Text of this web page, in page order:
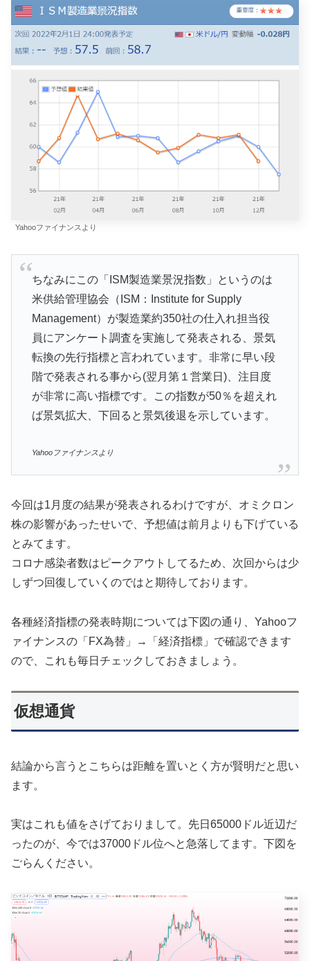
Yahooファイナンスより
ちなみにこの「ISM製造業景況指数」というのは
米供給管理協会（ISM：Institute for Supply
Management）が製造業約350社の仕入れ担当役
員にアンケート調査を実施して発表される、景気
転換の先行指標と言われています。非常に早い段
階で発表される事から(翌月第１営業日)、注目度
が非常に高い指標です。この指数が50％を超えれ
ば景気拡大、下回ると景気後退を示しています。
Yahooファイナンスより
今回は1月度の結果が発表されるわけですが、オミクロン
株の影響があったせいで、予想値は前月よりも下げている
とみてます。
コロナ感染者数はピークアウトしてるため、次回からは少
しずつ回復していくのではと期待しております。
各種経済指標の発表時期については下図の通り、Yahooフ
ァイナンスの「FX為替」→「経済指標」で確認できます
ので、これも毎日チェックしておきましょう。
仮想通貨
結論から言うとこちらは距離を置いとく方が賢明だと思い
ます。
実はこれも値をさげておりまして。先日65000ドル近辺だ
ったのが、今では37000ドル位へと急落してます。下図を
ごらんください。